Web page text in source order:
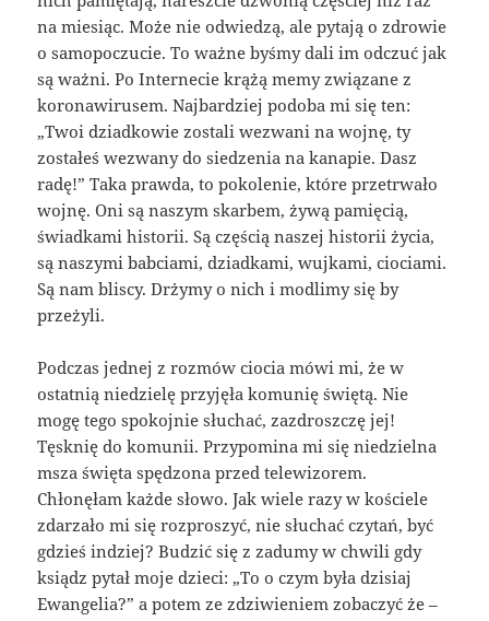
na miesiąc. Może nie odwiedzą, ale pytają o zdrowie
o samopoczucie. To ważne byśmy dali im odczuć jak
są ważni. Po Internecie krążą memy związane z
koronawirusem. Najbardziej podoba mi się ten:
„Twoi dziadkowie zostali wezwani na wojnę, ty
zostałeś wezwany do siedzenia na kanapie. Dasz
radę!” Taka prawda, to pokolenie, które przetrwało
wojnę. Oni są naszym skarbem, żywą pamięcią,
świadkami historii. Są częścią naszej historii życia,
są naszymi babciami, dziadkami, wujkami, ciociami.
Są nam bliscy. Drżymy o nich i modlimy się by
przeżyli.
Podczas jednej z rozmów ciocia mówi mi, że w
ostatnią niedzielę przyjęła komunię świętą. Nie
mogę tego spokojnie słuchać, zazdroszczę jej!
Tęsknię do komunii. Przypomina mi się niedzielna
msza święta spędzona przed telewizorem.
Chłonęłam każde słowo. Jak wiele razy w kościele
zdarzało mi się rozproszyć, nie słuchać czytań, być
gdzieś indziej? Budzić się z zadumy w chwili gdy
ksiądz pytał moje dzieci: „To o czym była dzisiaj
Ewangelia?” a potem ze zdziwieniem zobaczyć że –